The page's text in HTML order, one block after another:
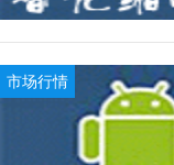
市场行情